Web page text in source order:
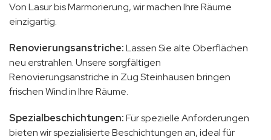
Von Lasur bis Marmorierung, wir machen Ihre Räume
einzigartig.
Renovierungsanstriche:Lassen Sie alte Oberflächen
neu erstrahlen. Unsere sorgfältigen
Renovierungsanstriche in Zug Steinhausen bringen
frischen Wind in Ihre Räume.
Spezialbeschichtungen:Für spezielle Anforderungen
bieten wir spezialisierte Beschichtungen an, ideal für